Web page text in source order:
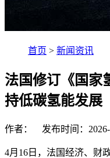
首页 > 新闻资讯
法国修订《国家
持低碳氢能发展
作者： 发布时间：2026-
4月16日，法国经济、财